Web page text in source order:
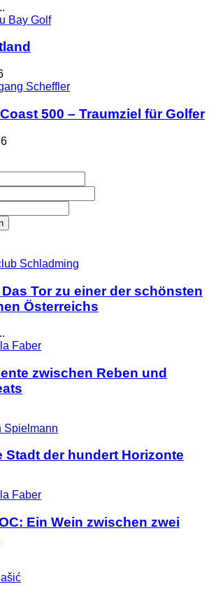
500 – Traumziel für Golfer
Tor zu einer der schönsten
Österreichs
zwischen Reben und
Stadt der hundert Horizonte
Ein Wein zwischen zwei